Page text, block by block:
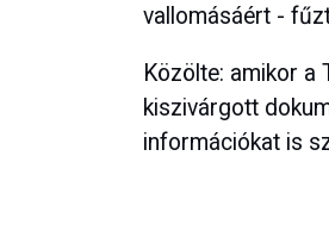
vallomásáért -
Közölte: amikor a
kiszivárgott
információkat is